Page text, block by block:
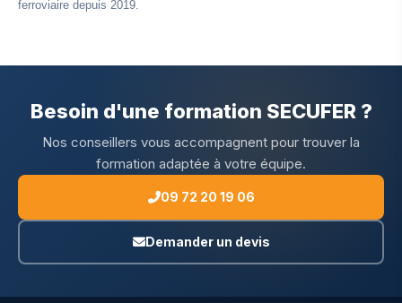
ferroviaire depuis 2019.
Besoin d'une formation SECUFER ?
Nos conseillers vous accompagnent pour trouver la
formation adaptée à votre équipe.
09 72 20 19 06
Demander un devis